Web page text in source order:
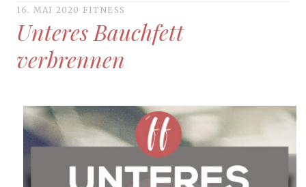
16. MAI 2020 FITNESS
Unteres Bauchfett
verbrennen